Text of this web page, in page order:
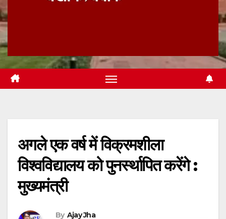
अगले एक वर्ष में विक्रमशीला
विश्वविद्यालय को पुनर्स्थापित करेंगे :
मुख्यमंत्री
By Ajay Jha